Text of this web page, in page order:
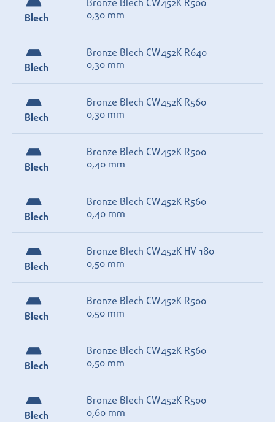
Blech
Bronze Blech CW452K R500
0,30 mm
Blech
Bronze Blech CW452K R640
0,30 mm
Blech
Bronze Blech CW452K R560
0,30 mm
Blech
Bronze Blech CW452K R500
0,40 mm
Blech
Bronze Blech CW452K R560
0,40 mm
Blech
Bronze Blech CW452K HV 180
0,50 mm
Blech
Bronze Blech CW452K R500
0,50 mm
Blech
Bronze Blech CW452K R560
0,50 mm
Blech
Bronze Blech CW452K R500
0,60 mm